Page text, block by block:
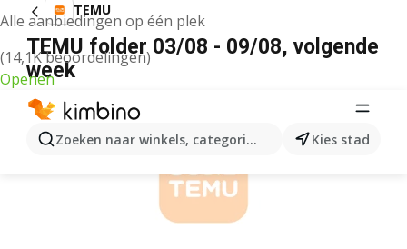
Alle aanbiedingen op één plek
(14,1K beoordelingen)
Openen
Zoeken naar winkels, categorieën, producten...
Kies stad
TEMU
TEMU folder 03/08 - 09/08, volgende
week